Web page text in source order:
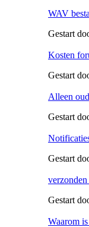
WAV
Gestart
Kosten
Gestart
Alleen
Gestart
Gestart
Gestart
Waarom